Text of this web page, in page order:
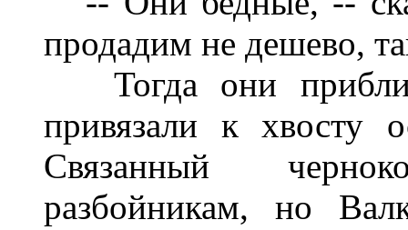
продадим не дешево,
Тогда они
привязали к хвосту
Связанный
разбойникам, но